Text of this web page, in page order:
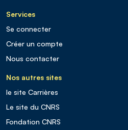
Services
Se connecter
Créer un compte
Nous contacter
Nos autres sites
le site Carrières
Le site du CNRS
Fondation CNRS